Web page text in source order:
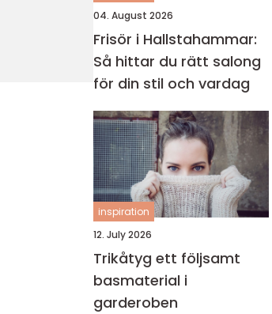
04. August 2026
Frisör i Hallstahammar:
Så hittar du rätt salong
för din stil och vardag
inspiration
12. July 2026
Trikåtyg ett följsamt
basmaterial i
garderoben